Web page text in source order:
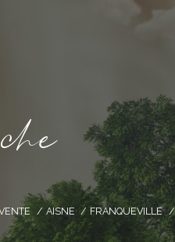
ce
AISNE FRANQUEVILLE